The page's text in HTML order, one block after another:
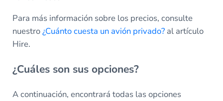
Para más información sobre los precios, consulte
nuestro¿Cuánto cuesta un avión privado?al artículo
Hire.
¿Cuáles son sus opciones?
A continuación, encontrará todas las opciones